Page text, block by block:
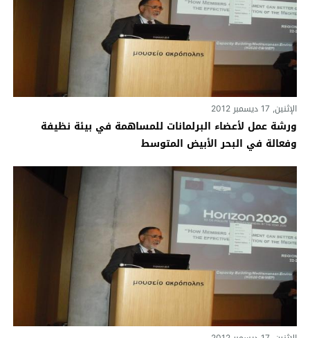
الإثنين, 17 ديسمبر 2012
ورشة عمل لأعضاء البرلمانات للمساهمة في بيئة نظيفة
وفعالة في البحر الأبيض المتوسط